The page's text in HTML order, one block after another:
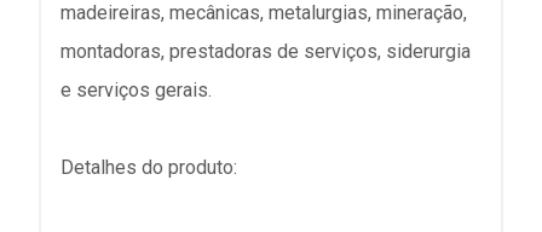
madeireiras, mecânicas, metalurgias, mineração,
montadoras, prestadoras de serviços, siderurgia
e serviços gerais.
Detalhes do produto: